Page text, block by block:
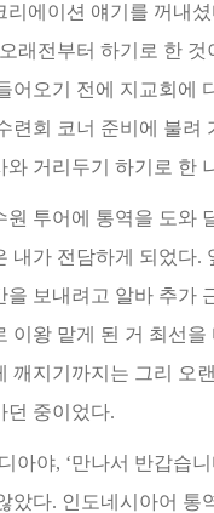
리에이션 얘기를 꺼내
래전부터 하기로 한 것
어오기 전에 지교회에
련회 코너 준비에 불려
와 거리두기 하기로 한
원 투어에 통역을 도와
내가 전담하게 되었다.
을 보내려고 알바 추가
이왕 맡게 된 거 최선
깨지기까지는 그리 오
던 중이었다.
아야, ‘만나서 반갑습니
았다. 인도네시아어 통